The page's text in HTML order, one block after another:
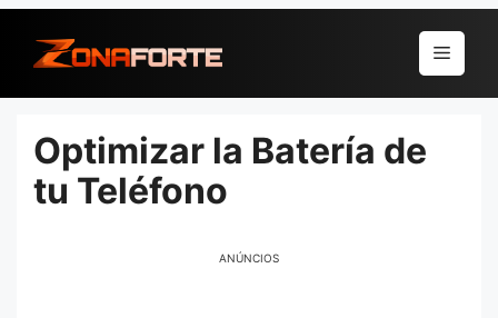
para
conteúdo
Menu
Optimizar la Batería de
tu Teléfono
ANÚNCIOS